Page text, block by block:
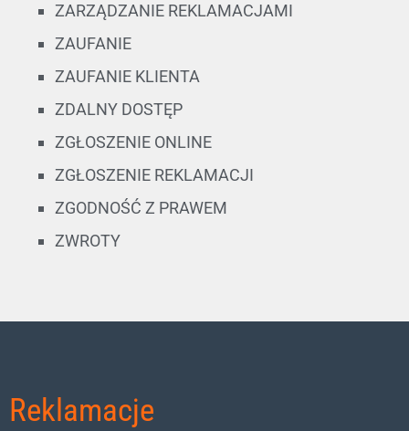
ZARZĄDZANIE REKLAMACJAMI
ZAUFANIE
ZAUFANIE KLIENTA
ZDALNY DOSTĘP
ZGŁOSZENIE ONLINE
ZGŁOSZENIE REKLAMACJI
ZGODNOŚĆ Z PRAWEM
ZWROTY
Reklamacje